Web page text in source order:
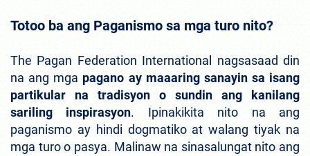
Totoo ba ang Paganismo sa mga turo nito?
The Pagan Federation International nagsasaad din
na ang mga pagano ay maaaring sanayin sa isang
partikular na tradisyon o sundin ang kanilang
sariling inspirasyon. Ipinakikita nito na ang
paganismo ay hindi dogmatiko at walang tiyak na
mga turo o pasya. Malinaw na sinasalungat nito ang